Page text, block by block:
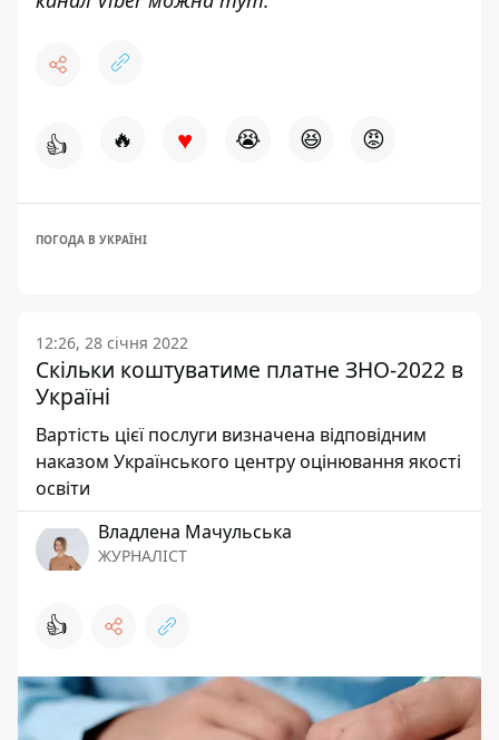
👍 🔥 ♥ 😭 😆 😡
ПОГОДА В УКРАЇНІ
12:26, 28 січня 2022
Скільки коштуватиме платне ЗНО-2022 в
Україні
Вартість цієї послуги визначена відповідним
наказом Українського центру оцінювання якості
освіти
Владлена Мачульська
ЖУРНАЛІСТ
👍